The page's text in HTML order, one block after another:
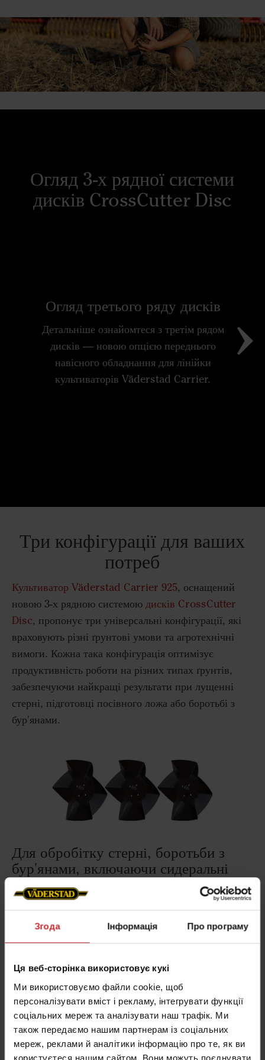
Згода Інформація Про програму
Ця веб-сторінка використовує кукі
Ми використовуємо файли cookie, щоб
персоналізувати вміст і рекламу, інтегрувати функції
соціальних мереж та аналізувати наш трафік. Ми
також передаємо нашим партнерам із соціальних
мереж, реклами й аналітики інформацію про те, як ви
користуєтеся нашим сайтом. Вони можуть поєднувати
Огляд 3-х рядної системи
дисків CrossCutter Disc
Огляд третього ряду дисків
Детальніше ознайомтеся з третім рядом
дисків — новою опцією переднього
навісного обладнання для лінійки
культиваторів Väderstad Carrier.
га у
Три конфігурації для ваших
потреб
Культиватор Väderstad Carrier 925, оснащений
новою 3-х рядною системою дисків CrossCutter
Disc, пропонує три універсальні конфігурації, які
враховують різні ґрунтові умови та агротехнічні
вимоги. Кожна така конфігурація оптимізує
продуктивність роботи на різних типах ґрунтів,
забезпечуючи найкращі результати при лущенні
стерні, підготовці посівного ложа або боротьбі з
бур'янами.
Для обробітку стерні, боротьби з
бур'янами, включаючи сидеральні
культури
Конфігурація
Всі три ряди обладнані стандартними дисками
Найкраще застосовувати
Легкі та середні ґрунти.
Коли варто обирати
Обирайте цю комплектацію для роботи на легких